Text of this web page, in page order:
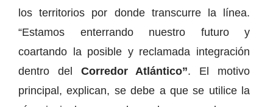
los territorios por donde transcurre la línea.
“Estamos enterrando nuestro futuro y
coartando la posible y reclamada integración
dentro del Corredor Atlántico”. El motivo
principal, explican, se debe a que se utilice la